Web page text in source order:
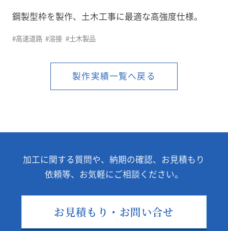
monoduku/製造業向け情報メディア
鋼製型枠を製作、土木工事に最適な高強度仕様。
#高速道路 #溶接 #土木製品
製作実績一覧へ戻る
加工に関する質問や、納期の確認、お見積もり
依頼等、
お気軽にご相談ください。
お見積もり・お問い合せ